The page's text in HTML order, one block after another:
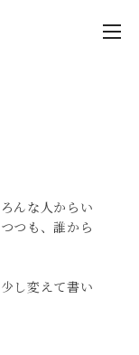
んな人からい
つも、誰から
し変えて書い